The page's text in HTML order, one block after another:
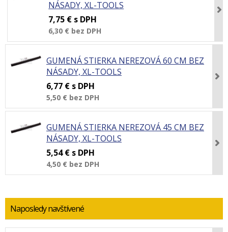
NÁSADY, XL-TOOLS
7,75 € s DPH
6,30 € bez DPH
GUMENÁ STIERKA NEREZOVÁ 60 CM BEZ
NÁSADY, XL-TOOLS
6,77 € s DPH
5,50 € bez DPH
GUMENÁ STIERKA NEREZOVÁ 45 CM BEZ
NÁSADY, XL-TOOLS
5,54 € s DPH
4,50 € bez DPH
Naposledy navštívené